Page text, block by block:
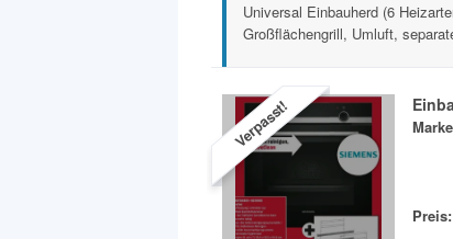
Universal Einbauherd (6
Großflächengrill, Umluft,
Verpasst!
Preis: